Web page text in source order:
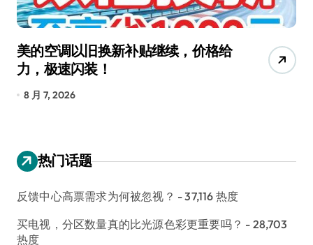
美的空调以旧换新补贴继续，价格给
力，极速闪装！
8 月 7, 2026
热门话题
反馈中心高票需求为何被忽视？ - 37,116 热度
买电视，分区数量真的比光源色彩更重要吗？ - 28,703
热度